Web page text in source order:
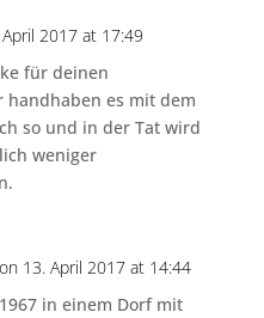
2017 at 17:49
für deinen
handhaben es mit dem
so und in der Tat wird
weniger
on 13. April 2017 at 14:44
in einem Dorf mit